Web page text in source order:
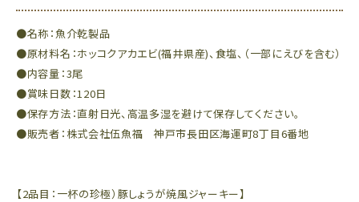
●名称：魚介乾製品
●原材料名：ホッコクアカエビ(福井県産)、食塩、（一部にえびを含む）
●内容量：3尾
●賞味日数：120日
●保存方法：直射日光、高温多湿を避けて保存してください。
●販売者：株式会社伍魚福 神戸市長田区海運町8丁目6番地
【2品目：一杯の珍極）豚しょうが焼風ジャーキー】